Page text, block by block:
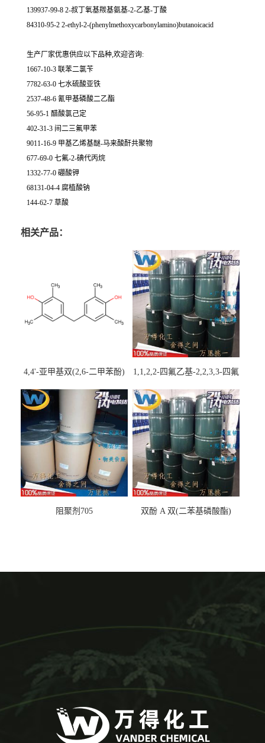
139937-99-8 2-叔丁氧基羰基氨基-2-乙基-丁酸
84310-95-2 2-ethyl-2-(phenylmethoxycarbonylamino)butanoicacid
生产厂家优惠供应以下品种,欢迎咨询:
1667-10-3 联苯二氯苄
7782-63-0 七水硫酸亚铁
2537-48-6 氰甲基磷酸二乙酯
56-95-1 醋酸氯己定
402-31-3 间二三氟甲苯
9011-16-9 甲基乙烯基醚-马来酸酐共聚物
677-69-0 七氟-2-碘代丙烷
1332-77-0 硼酸钾
68131-04-4 腐植酸钠
144-62-7 草酸
相关产品：
4,4'-亚甲基双(2,6-二甲苯酚)
1,1,2,2-四氟乙基-2,2,3,3-四氟
阻聚剂705 双酚 A 双(二苯基磷酸酯)